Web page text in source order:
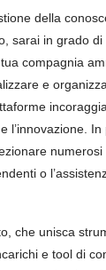
della
sarai in grado
compagnia
e
l’innovazione. In
o
che unisca
e tool di